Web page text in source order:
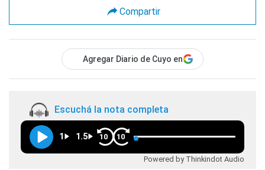
Compartir
Agregar Diario de Cuyo en
Escuchá la nota completa
1 1.5 10 10
Powered by Thinkindot Audio